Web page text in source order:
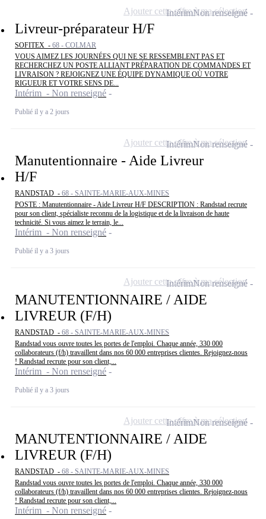
Livreur-préparateur H/F
SOFITEX - 68 - COLMAR
VOUS AIMEZ LES JOURNÉES QUI NE SE RESSEMBLENT PAS ET
RECHERCHEZ UN POSTE ALLIANT PRÉPARATION DE COMMANDES ET
LIVRAISON ? REJOIGNEZ UNE ÉQUIPE DYNAMIQUE OÙ VOTRE
RIGUEUR ET VOTRE SENS DE...
Intérim - Non renseigné
Publié il y a 2 jours
IntérimNon renseigné
Ajouter cette offre à ma sélection
Manutentionnaire - Aide Livreur
H/F
RANDSTAD - 68 - SAINTE-MARIE-AUX-MINES
POSTE : Manutentionnaire - Aide Livreur H/F DESCRIPTION : Randstad recrute
pour son client, spécialiste reconnu de la logistique et de la livraison de haute
technicité. Si vous aimez le terrain, le...
Intérim - Non renseigné
Publié il y a 3 jours
IntérimNon renseigné
Ajouter cette offre à ma sélection
MANUTENTIONNAIRE / AIDE
LIVREUR (F/H)
RANDSTAD - 68 - SAINTE-MARIE-AUX-MINES
Randstad vous ouvre toutes les portes de l'emploi. Chaque année, 330 000
collaborateurs (f/h) travaillent dans nos 60 000 entreprises clientes. Rejoignez-nous
! Randstad recrute pour son client,...
Intérim - Non renseigné
Publié il y a 3 jours
IntérimNon renseigné
Ajouter cette offre à ma sélection
MANUTENTIONNAIRE / AIDE
LIVREUR (F/H)
RANDSTAD - 68 - SAINTE-MARIE-AUX-MINES
Randstad vous ouvre toutes les portes de l'emploi. Chaque année, 330 000
collaborateurs (f/h) travaillent dans nos 60 000 entreprises clientes. Rejoignez-nous
! Randstad recrute pour son client,...
Intérim - Non renseigné
IntérimNon renseigné
Ajouter cette offre à ma sélection